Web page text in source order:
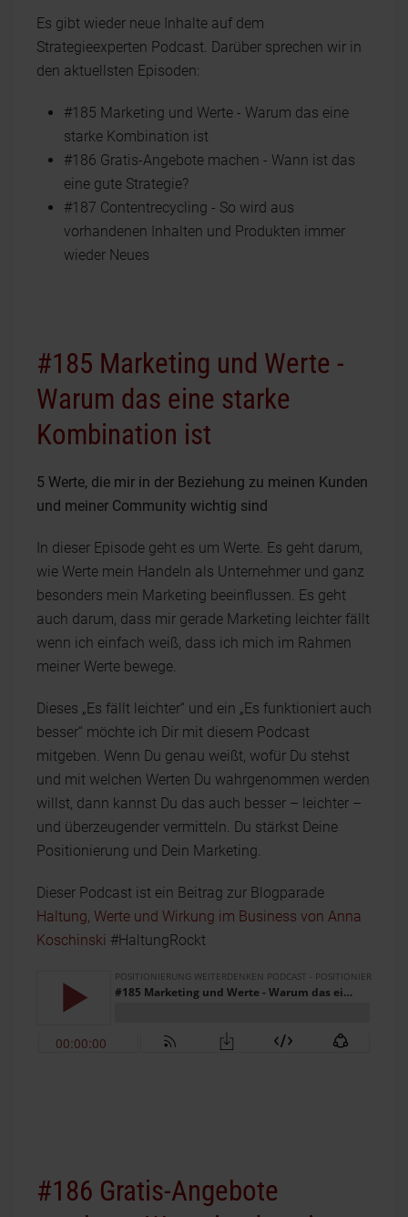
Es gibt wieder neue Inhalte auf dem
Strategieexperten Podcast. Darüber sprechen wir in
den aktuellsten Episoden:
#185 Marketing und Werte - Warum das eine
starke Kombination ist
#186 Gratis-Angebote machen - Wann ist das
eine gute Strategie?
#187 Contentrecycling - So wird aus
vorhandenen Inhalten und Produkten immer
wieder Neues
#185 Marketing und Werte -
Warum das eine starke
Kombination ist
5 Werte, die mir in der Beziehung zu meinen Kunden
und meiner Community wichtig sind
In dieser Episode geht es um Werte. Es geht darum,
wie Werte mein Handeln als Unternehmer und ganz
besonders mein Marketing beeinflussen. Es geht
auch darum, dass mir gerade Marketing leichter fällt
wenn ich einfach weiß, dass ich mich im Rahmen
meiner Werte bewege.
Dieses „Es fällt leichter“ und ein „Es funktioniert auch
besser“ möchte ich Dir mit diesem Podcast
mitgeben. Wenn Du genau weißt, wofür Du stehst
und mit welchen Werten Du wahrgenommen werden
willst, dann kannst Du das auch besser – leichter –
und überzeugender vermitteln. Du stärkst Deine
Positionierung und Dein Marketing.
Dieser Podcast ist ein Beitrag zur Blogparade
Haltung, Werte und Wirkung im Business von Anna
Koschinski #HaltungRockt
#186 Gratis-Angebote